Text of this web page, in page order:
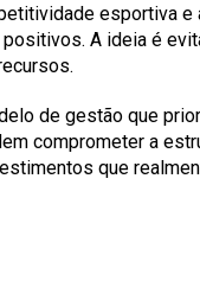
esportiva e
A ideia é
de gestão que
comprometer a
que